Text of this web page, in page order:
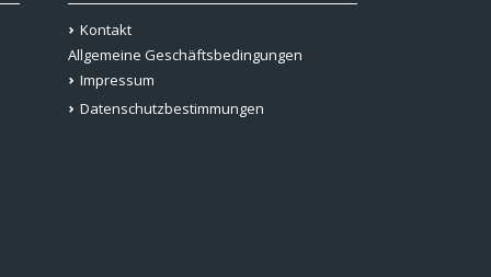
Kontakt
Allgemeine Geschäftsbedingungen
Impressum
Datenschutzbestimmungen